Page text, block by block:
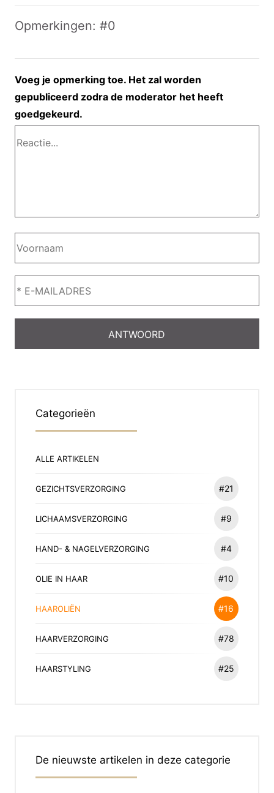
Opmerkingen: #0
Voeg je opmerking toe. Het zal worden
gepubliceerd zodra de moderator het heeft
goedgekeurd.
Categorieën
ALLE ARTIKELEN
GEZICHTSVERZORGING #21
LICHAAMSVERZORGING #9
HAND- & NAGELVERZORGING #4
OLIE IN HAAR #10
HAAROLIËN #16
HAARVERZORGING #78
HAARSTYLING #25
De nieuwste artikelen in deze categorie